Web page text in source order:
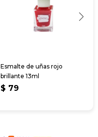
Esmalte de uñas rojo
brillante 13ml
$ 79